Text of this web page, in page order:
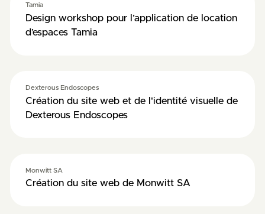
Tamia
Design workshop pour l’application de location
d’espaces Tamia
Dexterous Endoscopes
Création du site web et de l'identité visuelle de
Dexterous Endoscopes
Monwitt SA
Création du site web de Monwitt SA